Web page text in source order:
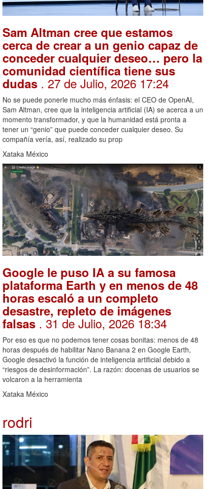
Sam Altman cree que estamos
cerca de crear a un genio capaz de
conceder cualquier deseo… pero la
comunidad científica tiene sus
dudas . 27 de Julio, 2026 17:24
No se puede ponerle mucho más énfasis: el CEO de OpenAI,
Sam Altman, cree que la inteligencia artificial (IA) se acerca a un
momento transformador, y que la humanidad está pronta a
tener un “genio” que puede conceder cualquier deseo. Su
compañía vería, así, realizado su prop
Xataka México
Google le puso IA a su famosa
plataforma Earth y en menos de 48
horas escaló a un completo
desastre, repleto de imágenes
falsas . 31 de Julio, 2026 18:34
Por eso es que no podemos tener cosas bonitas: menos de 48
horas después de habilitar Nano Banana 2 en Google Earth,
Google desactivó la función de inteligencia artificial debido a
“riesgos de desinformación”. La razón: docenas de usuarios se
volcaron a la herramienta
Xataka México
rodri